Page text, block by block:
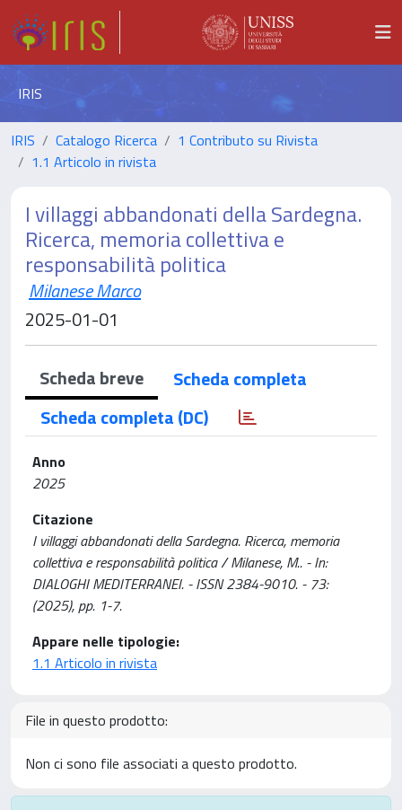
IRIS
IRIS Catalogo Ricerca
1 Contributo su Rivista
1.1 Articolo in rivista
I villaggi abbandonati della Sardegna.
Ricerca, memoria collettiva e
responsabilità politica
Milanese Marco
2025-01-01
Scheda breve
Scheda completa
Scheda completa (DC)
Anno
2025
Citazione
I villaggi abbandonati della Sardegna. Ricerca, memoria
collettiva e responsabilità politica / Milanese, M.. - In:
DIALOGHI MEDITERRANEI. - ISSN 2384-9010. - 73:
(2025), pp. 1-7.
Appare nelle tipologie:
1.1 Articolo in rivista
File in questo prodotto:
Non ci sono file associati a questo prodotto.